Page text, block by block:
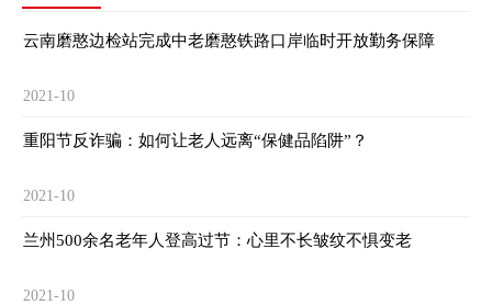
云南磨憨边检站完成中老磨憨铁路口岸临时开放勤务保障
2021-10
重阳节反诈骗：如何让老人远离“保健品陷阱”？
2021-10
兰州500余名老年人登高过节：心里不长皱纹不惧变老
2021-10